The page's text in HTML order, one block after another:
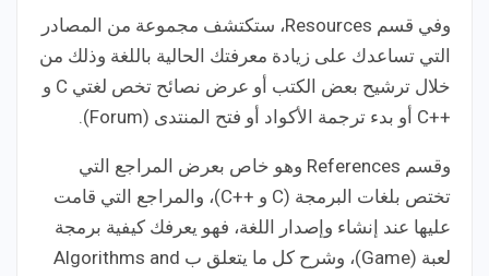
وفي قسم Resources، ستكتشف مجموعة من المصادر
التي تساعدك على زيادة معرفتك الحالية باللغة وذلك من
خلال ترشيح بعض الكتب أو عرض نصائح تخص لغتي C و
++C أو بدء ترجمة الأكواد أو فتح المنتدى (Forum).
وقسم References وهو خاص بعرض المراجع التي
تختص بلغات البرمجة (C و ++C)، والمراجع التي قامت
عليها عند إنشاء وإصدار اللغة، فهو يعرفك كيفية برمجة
لعبة (Game)، وشرح كل ما يتعلق ب Algorithms and